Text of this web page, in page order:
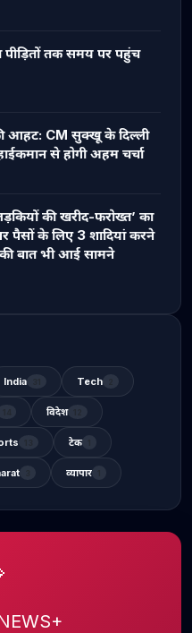
तक समय पर पहुंच
आहट: CM सुक्खू के दिल्ली
से होगी अहम चर्चा
की खरीद-फरोख्त’ का
पैसों के लिए 3 शादियां करने
बात भी आई सामने
India Tech
विदेश
टेक
व्यापार